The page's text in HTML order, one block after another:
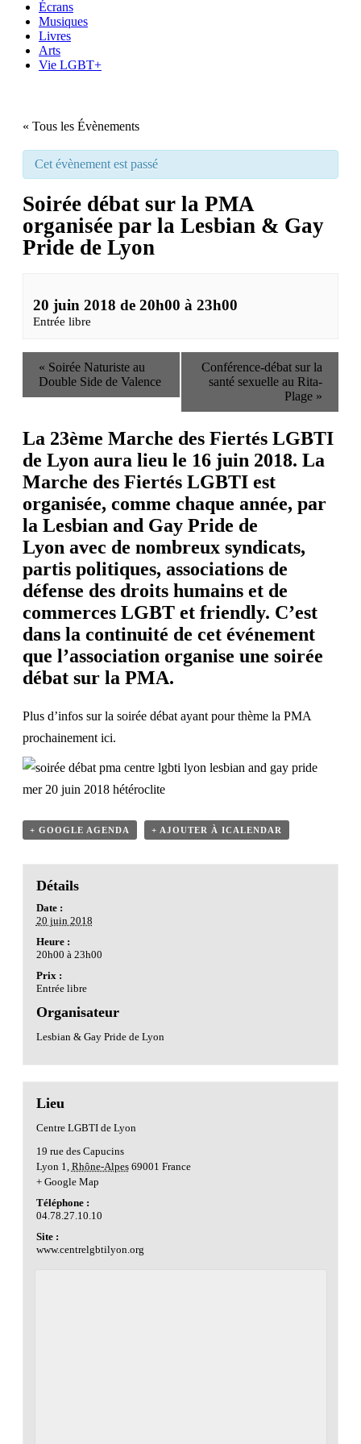
Écrans
Musiques
Livres
Arts
Vie LGBT+
« Tous les Évènements
Cet évènement est passé
Soirée débat sur la PMA
organisée par la Lesbian & Gay
Pride de Lyon
20 juin 2018 de 20h00 à 23h00
Entrée libre
« Soirée Naturiste au
Double Side de Valence
Conférence-débat sur la
santé sexuelle au Rita-
Plage »
La 23ème Marche des Fiertés LGBTI
de Lyon aura lieu le 16 juin 2018. La
Marche des Fiertés LGBTI est
organisée, comme chaque année, par
la Lesbian and Gay Pride de
Lyon avec de nombreux syndicats,
partis politiques, associations de
défense des droits humains et de
commerces LGBT et friendly. C’est
dans la continuité de cet événement
que l’association organise une soirée
débat sur la PMA.
Plus d’infos sur la soirée débat ayant pour thème la PMA
prochainement ici.
+ GOOGLE AGENDA + AJOUTER À ICALENDAR
Détails
Date :
20 juin 2018
Heure :
20h00 à 23h00
Prix :
Entrée libre
Organisateur
Lesbian & Gay Pride de Lyon
Lieu
Centre LGBTI de Lyon
19 rue des Capucins
Lyon 1 Rhône-Alpes 69001 France
+ Google Map
Téléphone :
04.78.27.10.10
Site :
www.centrelgbtilyon.org